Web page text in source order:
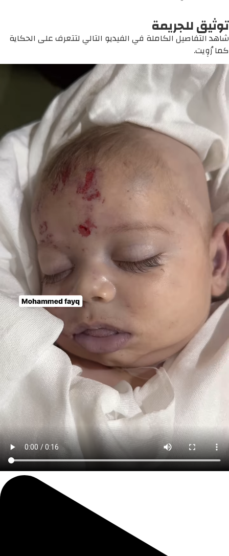
توثيق للجريمة
شاهد التفاصيل الكاملة في الفيديو التالي لتتعرف على الحكاية
كما رُوِيت.